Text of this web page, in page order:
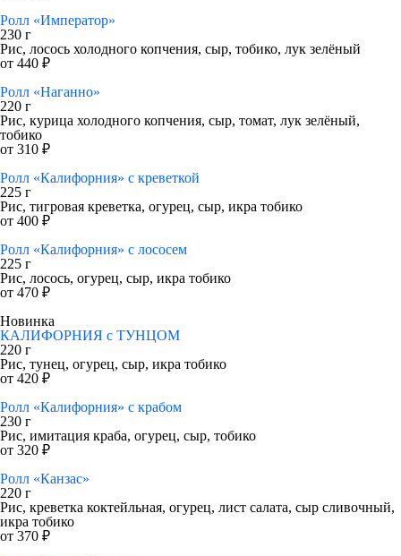
Ролл «Император»
230 г
Рис, лосось холодного копчения, сыр, тобико, лук зелёный
от 440 ₽
Ролл «Наганно»
220 г
Рис, курица холодного копчения, сыр, томат, лук зелёный,
тобико
от 310 ₽
Ролл «Калифорния» с креветкой
225 г
Рис, тигровая креветка, огурец, сыр, икра тобико
от 400 ₽
Ролл «Калифорния» с лососем
225 г
Рис, лосось, огурец, сыр, икра тобико
от 470 ₽
Новинка
КАЛИФОРНИЯ с ТУНЦОМ
220 г
Рис, тунец, огурец, сыр, икра тобико
от 420 ₽
Ролл «Калифорния» с крабом
230 г
Рис, имитация краба, огурец, сыр, тобико
от 320 ₽
Ролл «Канзас»
220 г
Рис, креветка коктейльная, огурец, лист салата, сыр сливочный,
икра тобико
от 370 ₽